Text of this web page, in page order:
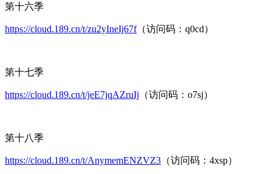
第十六季
https://cloud.189.cn/t/zu2yIneIj67f（访问码：q0cd）
第十七季
https://cloud.189.cn/t/jeE7jqAZruIj （访问码：o7sj）
第十八季
https://cloud.189.cn/t/AnymemENZVZ3 （访问码：4xsp）